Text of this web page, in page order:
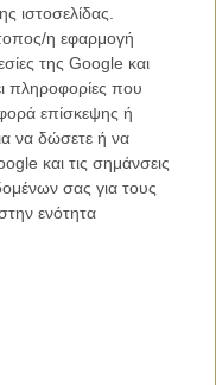
ιστοσελίδας.
η εφαρμογή
της Google και
πληροφορίες που
επίσκεψης ή
να δώσετε ή να
και τις σημάνσεις
σας για τους
ενότητα